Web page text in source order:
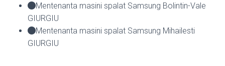
Mentenanta masini spalat Samsung Bolintin-Vale
GIURGIU
Mentenanta masini spalat Samsung Mihailesti
GIURGIU